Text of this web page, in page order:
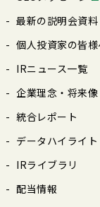
最新の説明会資料
個⼈投資家の皆様
IRニュース⼀覧
企業理念・将来像
統合レポート
データハイライト
IRライブラリ
配当情報